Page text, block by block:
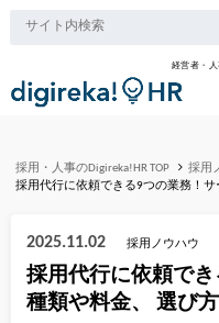
経営者・
採用・人事のDigireka!HR TOP
採用
採用代行に依頼できる9つの業務！
2025.11.02 採用ノウハウ
採用代行に依頼で
種類や料金、 選び